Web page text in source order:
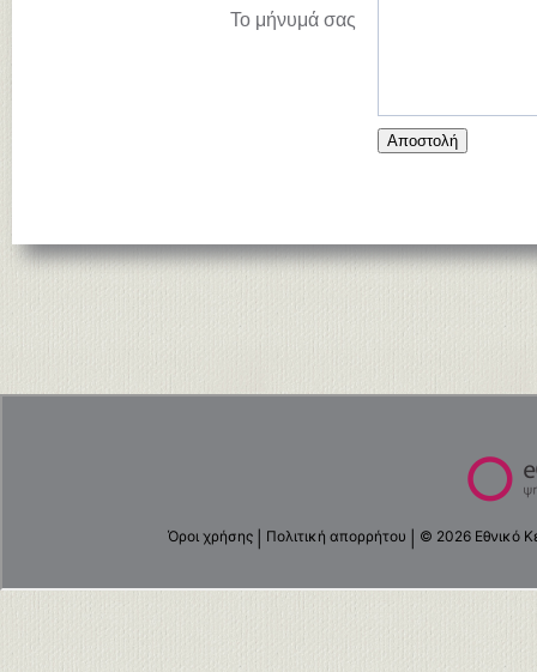
Το μήνυμά σας
Αποστολή